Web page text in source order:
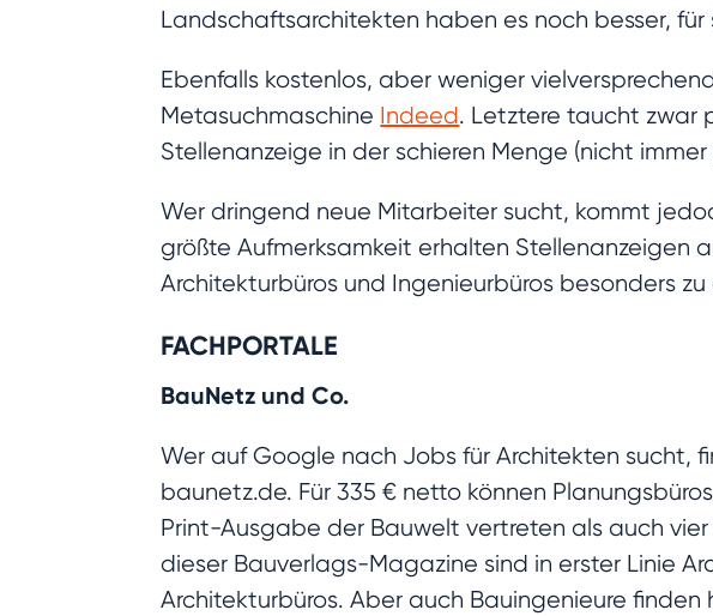
Landschaftsarchitekten haben es noch besser,
Ebenfalls kostenlos, aber weniger
Metasuchmaschine Indeed. Letztere taucht zwar
Stellenanzeige in der schieren Menge (nicht
Wer dringend neue Mitarbeiter sucht, kommt
größte Aufmerksamkeit erhalten Stellenanzeigen
Architekturbüros und Ingenieurbüros besonders
FACHPORTALE
BauNetz und Co.
Wer auf Google nach Jobs für Architekten sucht,
baunetz.de. Für 335 € netto können
Print-Ausgabe der Bauwelt vertreten als auch
dieser Bauverlags-Magazine sind in erster Linie
Architekturbüros. Aber auch Bauingenieure finden